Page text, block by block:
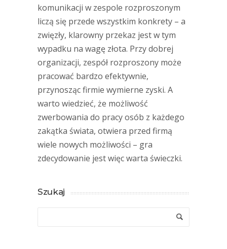
komunikacji w zespole rozproszonym
liczą się przede wszystkim konkrety – a
zwięzły, klarowny przekaz jest w tym
wypadku na wagę złota. Przy dobrej
organizacji, zespół rozproszony może
pracować bardzo efektywnie,
przynosząc firmie wymierne zyski. A
warto wiedzieć, że możliwość
zwerbowania do pracy osób z każdego
zakątka świata, otwiera przed firmą
wiele nowych możliwości – gra
zdecydowanie jest więc warta świeczki.
Szukaj